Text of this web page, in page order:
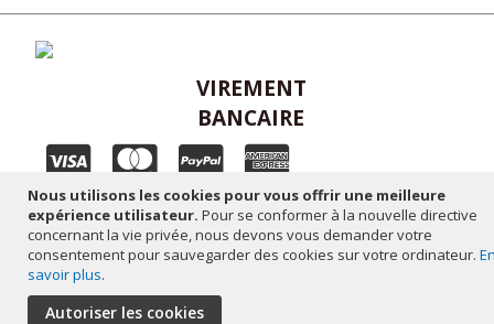
Nous utilisons les cookies pour vous offrir une meilleure
expérience utilisateur. Pour se conformer à la nouvelle directive
concernant la vie privée, nous devons vous demander votre
consentement pour sauvegarder des cookies sur votre ordinateur.
savoir plus.
Autoriser les cookies
VIREMENT
BANCAIRE
Plan du site - Mentions légales - Réalisation altaïsweb